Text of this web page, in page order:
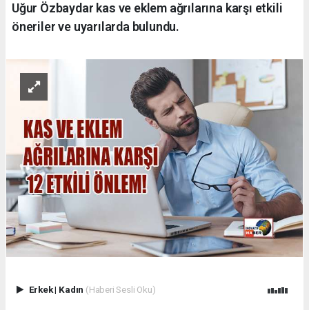
Uğur Özbaydar kas ve eklem ağrılarına karşı etkili
öneriler ve uyarılarda bulundu.
Erkek| Kadın (Haberi Sesli Oku)